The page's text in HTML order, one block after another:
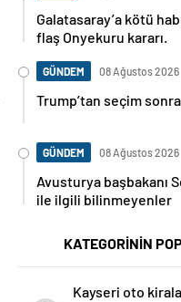
Galatasaray’a kötü
flaş Onyekuru kararı.
GÜNDEM 08 Ağustos 2026
Trump’tan seçim
GÜNDEM 08 Ağustos 2026
Avusturya başbakanı
ile ilgili bilinmeyenler
KATEGORİNİN
Kayseri oto